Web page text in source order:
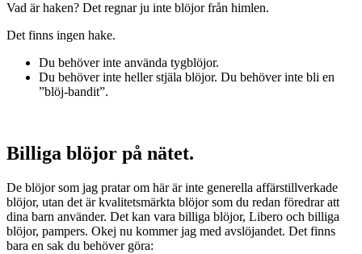
Vad är haken? Det regnar ju inte blöjor från himlen.
Det finns ingen hake.
Du behöver inte använda tygblöjor.
Du behöver inte heller stjäla blöjor. Du behöver inte bli en
”blöj-bandit”.
Billiga blöjor på nätet.
De blöjor som jag pratar om här är inte generella affärstillverkade
blöjor, utan det är kvalitetsmärkta blöjor som du redan föredrar att
dina barn använder. Det kan vara billiga blöjor, Libero och billiga
blöjor, pampers. Okej nu kommer jag med avslöjandet. Det finns
bara en sak du behöver göra: